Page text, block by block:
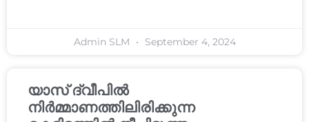
Admin SLM September 4, 2024
യാസ് ദ്വീപിൽ
നിർമ്മാണത്തിലിരിക്കുന്ന